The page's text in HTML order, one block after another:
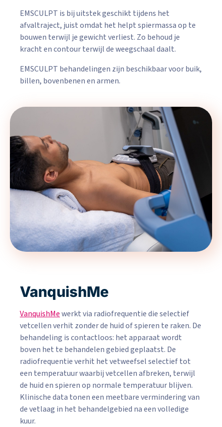
EMSCULPT is bij uitstek geschikt tijdens het
afvaltraject, juist omdat het helpt spiermassa op te
bouwen terwijl je gewicht verliest. Zo behoud je
kracht en contour terwijl de weegschaal daalt.
EMSCULPT behandelingen zijn beschikbaar voor buik,
billen, bovenbenen en armen.
VanquishMe
VanquishMewerkt via radiofrequentie die selectief
vetcellen verhit zonder de huid of spieren te raken. De
behandeling is contactloos: het apparaat wordt
boven het te behandelen gebied geplaatst. De
radiofrequentie verhit het vetweefsel selectief tot
een temperatuur waarbij vetcellen afbreken, terwijl
de huid en spieren op normale temperatuur blijven.
Klinische data tonen een meetbare vermindering van
de vetlaag in het behandelgebied na een volledige
kuur.